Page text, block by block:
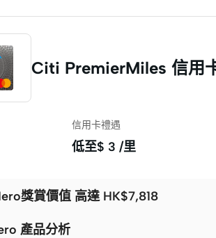
Citi PremierMiles 信用
信用卡禮遇
低至$ 3 /里
獎賞價值 高達 HK$7,818
產品分析